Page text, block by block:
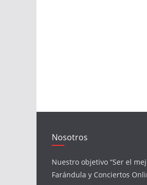
Nosotros
Nuestro objetivo “Ser el
Farándula y Conciertos